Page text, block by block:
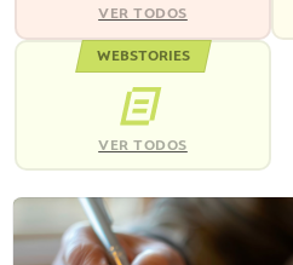
VER TODOS
WEBSTORIES
VER TODOS